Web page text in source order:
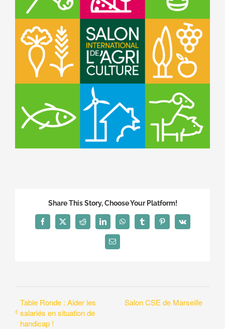
Share This Story, Choose Your Platform!
Facebook
X Reddit LinkedInWhatsAppTumblrPinterest
Vk
Email
Table Ronde : Aider les
salariés en situation de
handicap !
Salon CSE de Marseille